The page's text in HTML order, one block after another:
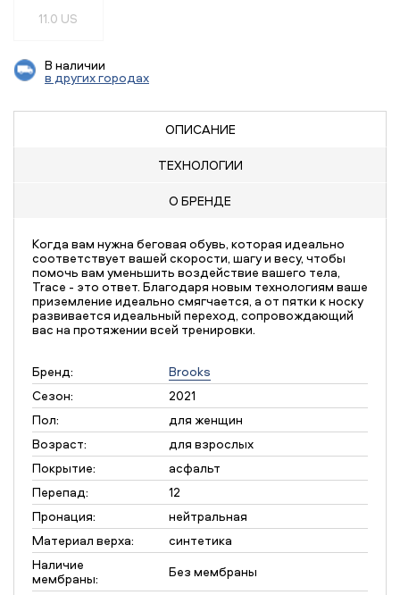
11.0 US
В наличии
в других городах
ОПИСАНИЕ
ТЕХНОЛОГИИ
О БРЕНДЕ
Когда вам нужна беговая обувь, которая идеально
соответствует вашей скорости, шагу и весу, чтобы
помочь вам уменьшить воздействие вашего тела,
Trace - это ответ. Благодаря новым технологиям ваше
приземление идеально смягчается, а от пятки к носку
развивается идеальный переход, сопровождающий
вас на протяжении всей тренировки.
Бренд:
Brooks
Сезон:
2021
Пол:
для женщин
Возраст:
для взрослых
Покрытие:
асфальт
Перепад:
12
Пронация:
нейтральная
Материал верха:
синтетика
Наличие
мембраны:
Без мембраны